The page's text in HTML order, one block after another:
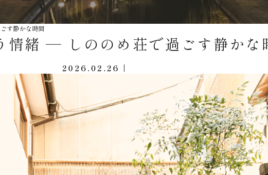
す静かな時間
情緒 — しののめ荘で過ごす静かな
2026.02.26 |